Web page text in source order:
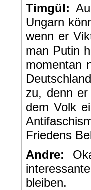
Timgül:
Ungarn
wenn er
man Putin
momentan
zu, denn
dem Volk
Friedens
Andre:
bleiben.